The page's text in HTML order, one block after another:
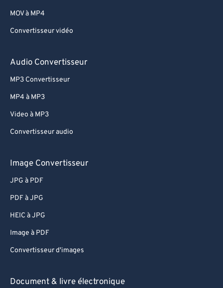
MOV à MP4
Convertisseur vidéo
Audio Convertisseur
MP3 Convertisseur
MP4 à MP3
Video à MP3
Convertisseur audio
Image Convertisseur
JPG à PDF
PDF à JPG
HEIC à JPG
Image à PDF
Convertisseur d'images
Document & livre électronique